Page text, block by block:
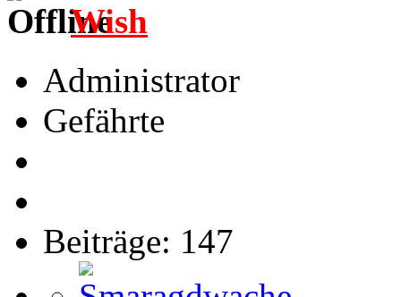
Wish
Administrator
Gefährte
Beiträge: 147